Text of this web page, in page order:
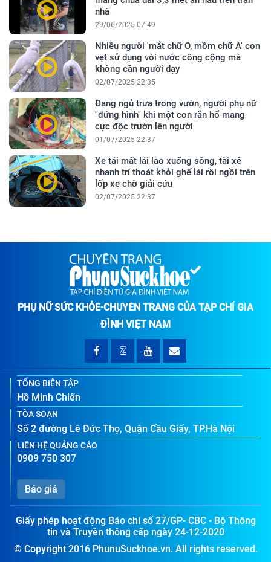
nhà
29/06/2025 07:49
Nhiều người 'mắt chữ O, mồm chữ A' con
vẹt sử dụng vòi nước công cộng mà
không cần người dạy
02/07/2025 22:35
Đang ngủ trưa trong vườn, người phụ nữ
"đứng hình" khi một con rắn hổ mang
cực độc trườn lên người
01/07/2025 22:37
Xe tải mất lái lao xuống sông, tài xế
nhanh trí thoát khỏi ghế lái rồi ngồi trên
lốp xe chờ giải cứu
02/07/2025 22:37
PHỤ NỮ SỨC KHỎE-CHUYÊN TRANG CỦA TẠP CHÍ GIA
ĐÌNH VIỆT NAM
TỔNG BIÊN TẬP
Hồ Minh Chiến
TÒA SOẠN
Số 2 đường Lê Đức Thọ, Quận Cầu Giấy, TP.Hà Nội
LIÊN HỆ QUẢNG CÁO
0909 750 307
Báo giá
Giấy phép hoạt động Báo chí số 27/GP- CBC - Bộ Thông
tin và Truyền thông cấp ngày 24-12-2020
© Copyright 2016 PhunuSuckhoe.vn. All rights reserved.